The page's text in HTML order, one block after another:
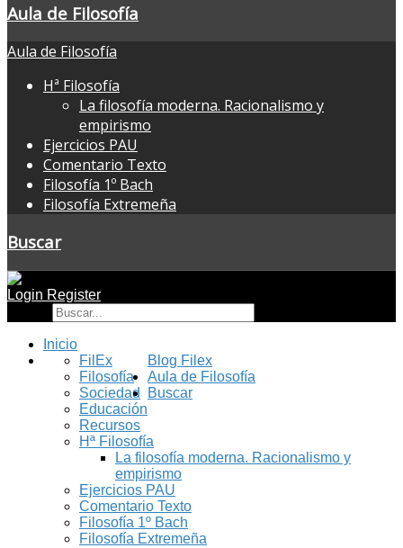
Aula de Filosofía
Aula de Filosofía
Hª Filosofía
La filosofía moderna. Racionalismo y
empirismo
Ejercicios PAU
Comentario Texto
Filosofía 1º Bach
Filosofía Extremeña
Buscar
Login Register
Inicio
Blog Filex
FilEx
Filosofía
Sociedad
Educación
Recursos
Aula de Filosofía
Hª Filosofía
La filosofía moderna. Racionalismo y
empirismo
Ejercicios PAU
Comentario Texto
Filosofía 1º Bach
Filosofía Extremeña
Buscar